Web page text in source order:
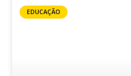
EDUCAÇÃO